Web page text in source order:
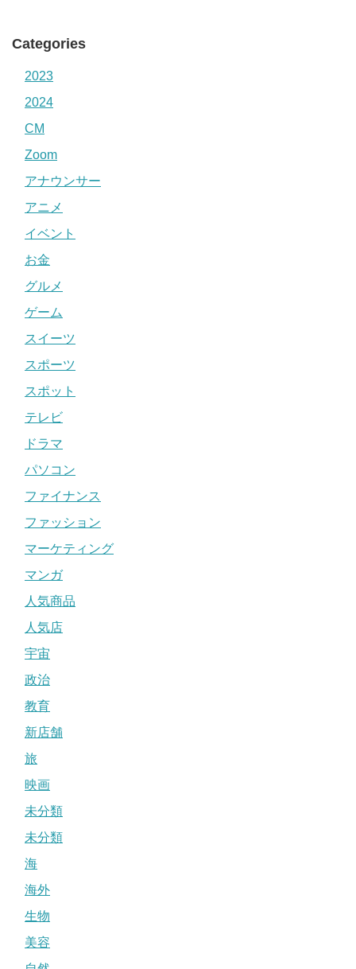
Categories
2023
2024
CM
Zoom
アナウンサー
アニメ
イベント
お金
グルメ
ゲーム
スイーツ
スポーツ
スポット
テレビ
ドラマ
パソコン
ファイナンス
ファッション
マーケティング
マンガ
人気商品
人気店
宇宙
政治
教育
新店舗
旅
映画
未分類
未分類
海
海外
生物
美容